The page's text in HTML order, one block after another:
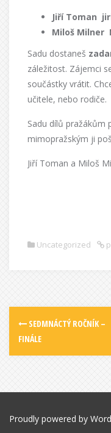
Jiří Toman
Miloš Milner
Sadu dostaneš
záležitost. Zájemci
součástky vrátit.
učitele, nebo rodiče.
Sadu dílů pražákům
mimopražským ji
Jiří Toman a Miloš
Uncategorized
SEDMNÁCTÝ ROČNÍK –
FINÁLE
Proudly powered by